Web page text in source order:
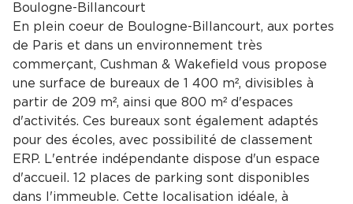
Boulogne-Billancourt
En plein coeur de Boulogne-Billancourt, aux portes
de Paris et dans un environnement très
commerçant, Cushman & Wakefield vous propose
une surface de bureaux de 1 400 m², divisibles à
partir de 209 m², ainsi que 800 m² d'espaces
d'activités. Ces bureaux sont également adaptés
pour des écoles, avec possibilité de classement
ERP. L'entrée indépendante dispose d'un espace
d'accueil. 12 places de parking sont disponibles
dans l'immeuble. Cette localisation idéale, à